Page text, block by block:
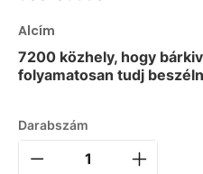
Alcím
7200 közhely, hogy
folyamatosan tudj
Darabszám